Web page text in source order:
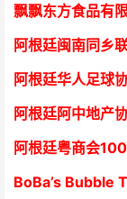
飘飘东方食品有
阿根廷闽南同乡
阿根廷华人足球
阿根廷阿中地产
阿根廷粤商会1
BoBa’s Bubble